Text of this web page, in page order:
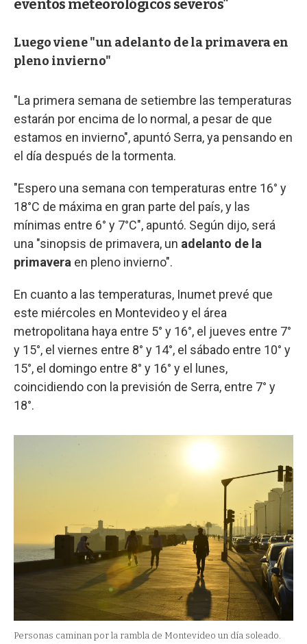
eventos meteorológicos severos"
Luego viene "un adelanto de la primavera en
pleno invierno"
"La primera semana de setiembre las temperaturas
estarán por encima de lo normal, a pesar de que
estamos en invierno", apuntó Serra, ya pensando en
el día después de la tormenta.
"Espero una semana con temperaturas entre 16° y
18°C de máxima en gran parte del país, y las
mínimas entre 6° y 7°C", apuntó. Según dijo, será
una "sinopsis de primavera, un adelanto de la
primavera en pleno invierno".
En cuanto a las temperaturas, Inumet prevé que
este miércoles en Montevideo y el área
metropolitana haya entre 5° y 16°, el jueves entre 7°
y 15°, el viernes entre 8° y 14°, el sábado entre 10° y
15°, el domingo entre 8° y 16° y el lunes,
coincidiendo con la previsión de Serra, entre 7° y
18°.
Personas caminan por la rambla de Montevideo un día soleado.